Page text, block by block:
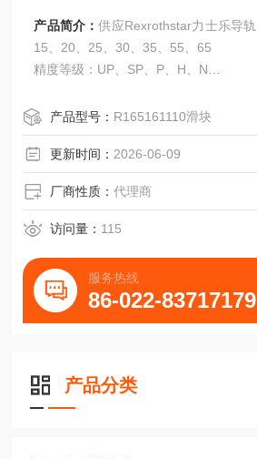
产品简介：供应Rexrothstar力士乐导
15、20、25、30、35、55、65
精度等级：UP、SP、P、H、N
产品型号： R165161110滑块
更新时间： 2026-06-09
厂商性质：代理商
访问量： 115
服务热线
86-022-83717179
产品分类